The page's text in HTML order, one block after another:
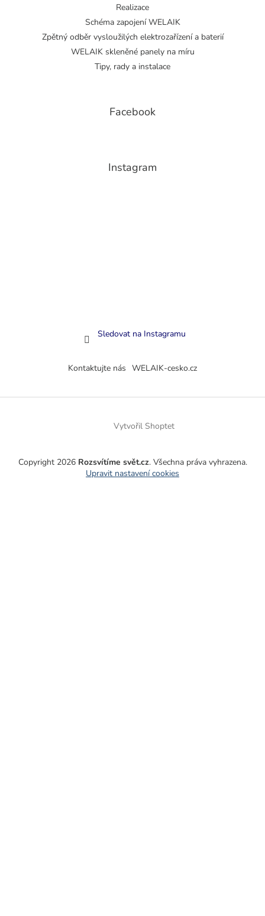
Realizace
Schéma zapojení WELAIK
Zpětný odběr vysloužilých elektrozařízení a baterií
WELAIK skleněné panely na míru
Tipy, rady a instalace
Facebook
Instagram
Sledovat na Instagramu
Kontaktujte nás WELAIK-cesko.cz
Vytvořil Shoptet
Copyright 2026 Rozsvítíme svět.cz. Všechna práva vyhrazena.
Upravit nastavení cookies